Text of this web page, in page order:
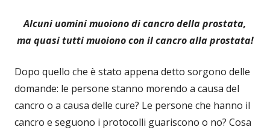
Alcuni uomini muoiono di cancro della prostata,
ma quasi tutti muoiono con il cancro alla prostata!
Dopo quello che è stato appena detto sorgono delle
domande: le persone stanno morendo a causa del
cancro o a causa delle cure? Le persone che hanno il
cancro e seguono i protocolli guariscono o no? Cosa